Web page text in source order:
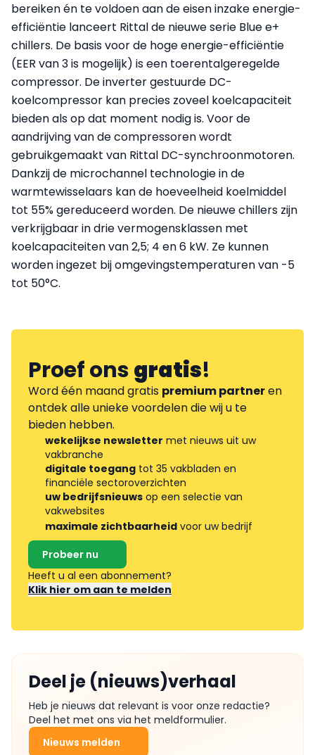
bereiken én te voldoen aan de eisen inzake energie-
efficiëntie lanceert Rittal de nieuwe serie Blue e+
chillers. De basis voor de hoge energie-efficiëntie
(EER van 3 is mogelijk) is een toerentalgeregelde
compressor. De inverter gestuurde DC-
koelcompressor kan precies zoveel koelcapaciteit
bieden als op dat moment nodig is. Voor de
aandrijving van de compressoren wordt
gebruikgemaakt van Rittal DC-synchroonmotoren.
Dankzij de microchannel technologie in de
warmtewisselaars kan de hoeveelheid koelmiddel
tot 55% gereduceerd worden. De nieuwe chillers zijn
verkrijgbaar in drie vermogensklassen met
koelcapaciteiten van 2,5; 4 en 6 kW. Ze kunnen
worden ingezet bij omgevingstemperaturen van -5
tot 50°C.
Proef onsgratis!
Word één maand gratis premium partneren
ontdek alle unieke voordelen die wij u te
bieden hebben.
wekelijkse newsletter met nieuws uit uw
vakbranche
digitale toegang tot 35 vakbladen en
financiële sectoroverzichten
uw bedrijfsnieuws op een selectie van
vakwebsites
maximale zichtbaarheid voor uw bedrijf
Probeer nu
Heeft u al een abonnement?
Klik hier om aan te melden
Deel je (nieuws)verhaal
Heb je nieuws dat relevant is voor onze redactie?
Deel het met ons via het meldformulier.
Nieuws melden